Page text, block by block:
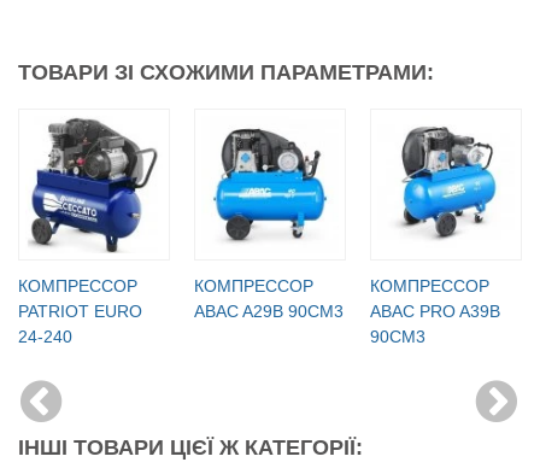
ТОВАРИ ЗІ СХОЖИМИ ПАРАМЕТРАМИ:
КОМПРЕССОР
PATRIOT EURO
24-240
КОМПРЕССОР
ABAC A29B 90CM3
КОМПРЕССОР
ABAC PRO A39B
90CM3
ІНШІ ТОВАРИ ЦІЄЇ Ж КАТЕГОРІЇ: